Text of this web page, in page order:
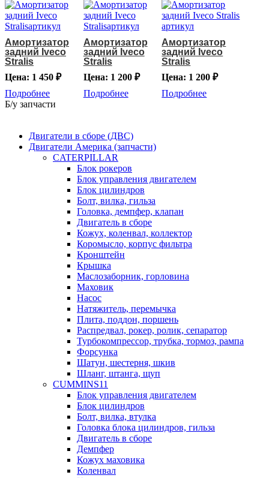
Амортизатор
задний Iveco
Stralis
Цена: 1 450 ₽
Подробнее
Амортизатор
задний Iveco
Stralis
Цена: 1 200 ₽
Подробнее
Амортизатор
задний Iveco
Stralis
Цена: 1 200 ₽
Подробнее
Б/у запчасти
Двигатели в сборе (ДВС)
Двигатели Америка (запчасти)
CATERPILLAR
Блок рокеров
Блок управления двигателем
Блок цилиндров
Болт, вилка, гильза
Головка, демпфер, клапан
Двигатель в сборе
Кожух, коленвал, коллектор
Коромысло, корпус фильтра
Кронштейн
Крышка
Маслозаборник, горловина
Маховик
Насос
Натяжитель, перемычка
Плита, поддон, поршень
Распредвал, рокер, ролик, сепаратор
Турбокомпрессор, трубка, тормоз, рампа
Форсунка
Шатун, шестерня, шкив
Шланг, штанга, щуп
CUMMINS11
Блок управления двигателем
Блок цилиндров
Болт, вилка, втулка
Головка блока цилиндров, гильза
Двигатель в сборе
Демпфер
Кожух маховика
Коленвал